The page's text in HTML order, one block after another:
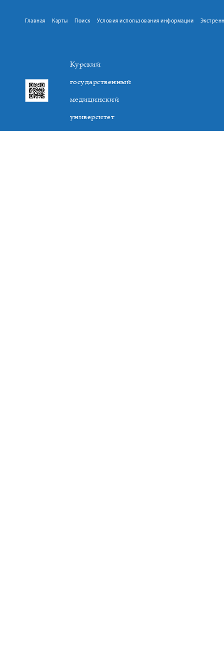
Главная Карты Поиск Условия использования информации
Курский
государственный
медицинский
университет